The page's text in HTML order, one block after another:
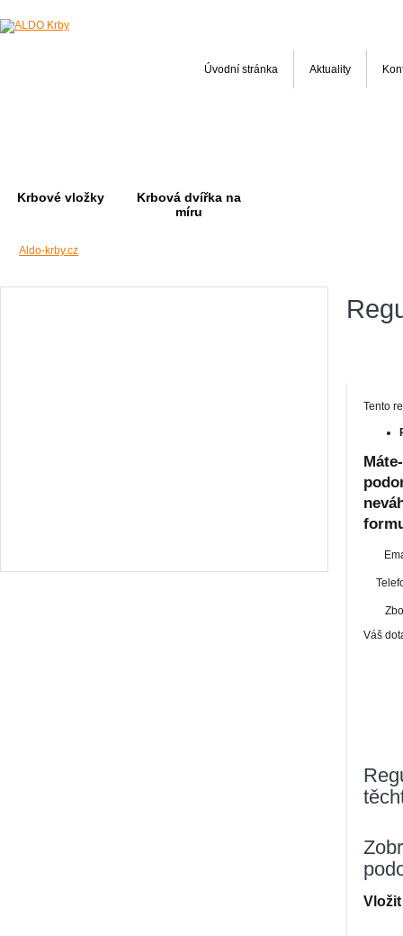
Aldo-krby.cz
Tento
Váš
Úvodní stránka Aktuality
Krbové vložky
Krbová dvířka na
míru